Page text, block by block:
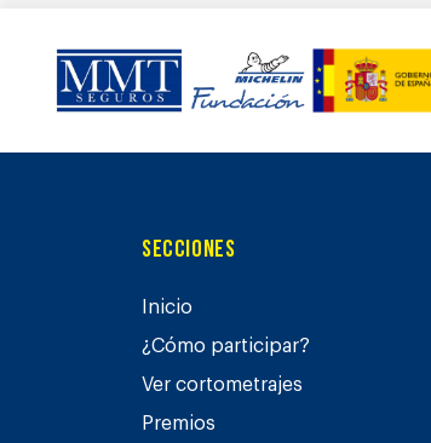
Secciones
Inicio
¿Cómo participar?
Ver cortometrajes
Premios